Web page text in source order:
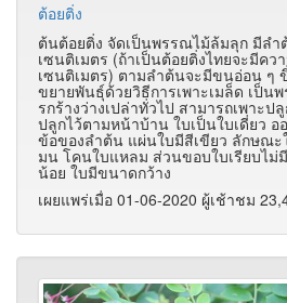
ต้อยติ่ง
ต้นต้อยติ่ง จัดเป็นพรรณไม้ล้มลุก มีล
เซนติเมตร (ถ้าเป็นต้อยติ่งไทยจะมีค
เซนติเมตร) ตามลำต้นจะมีขนอ่อน ๆ
ขยายพันธุ์ด้วยวิธีการเพาะเมล็ด เป็
รกร้างว่างเปล่าทั่วไป สามารถเพาะป
ปลูกไว้ตามหน้าบ้าน ใบเป็นใบเดี่ยว อ
ข้อของลำต้น แผ่นใบมีสีเขียว ลักษณะ
มน โคนใบแหลม ส่วนขอบใบเรียบไม่
น้อย ใบมีขนาดกว้าง
เผยแพร่เมื่อ 01-06-2020 ผู้เช้าชม